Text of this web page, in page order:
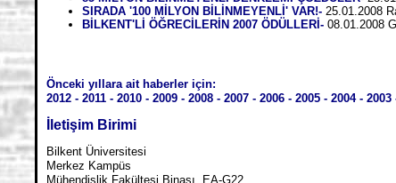
SIRADA '100 MİLYON BİLİNMEYENLİ' VAR!- 25.01.2008
BİLKENT'Lİ ÖĞRECİLERİN 2007 ÖDÜLLERİ - 08.01.2008
Önceki yıllara ait haberler için:
2012 - 2011 - 2010 - 2009 - 2008 - 2007 - 2006 - 2005 - 2004- 2003
İletişim Birimi
Bilkent Üniversitesi
Merkez Kampüs
Mühendislik Fakültesi Binası, EA-G22